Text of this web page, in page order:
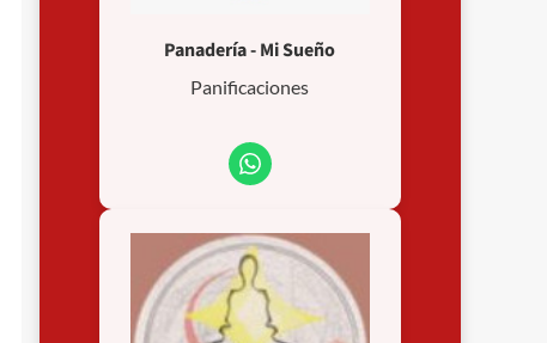
Panadería - Mi Sueño
Panificaciones